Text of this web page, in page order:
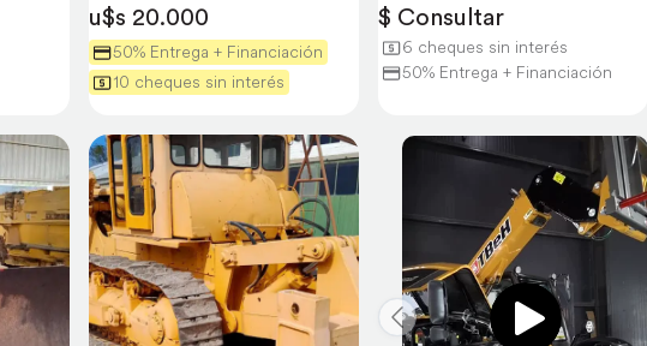
u$s 20.000
50% Entrega + Financiación
10 cheques sin interés
$ Consultar
6 cheques sin interés
50% Entrega + Financiación